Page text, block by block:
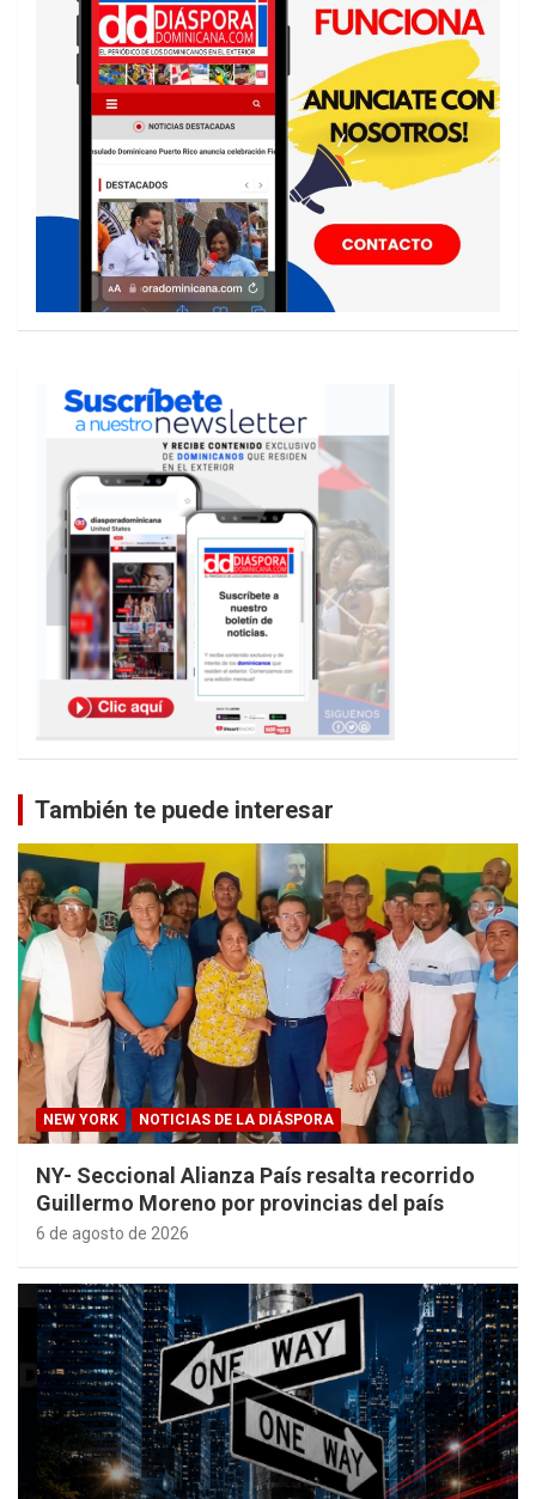
También te puede interesar
NEW YORK NOTICIAS DE LA DIÁSPORA
NY- Seccional Alianza País resalta recorrido
Guillermo Moreno por provincias del país
6 de agosto de 2026